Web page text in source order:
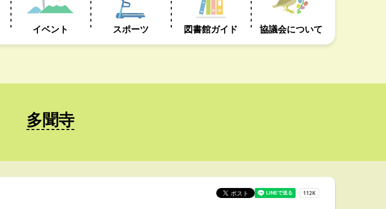
イベント スポーツ 図書館ガイド 協議会について
多聞寺